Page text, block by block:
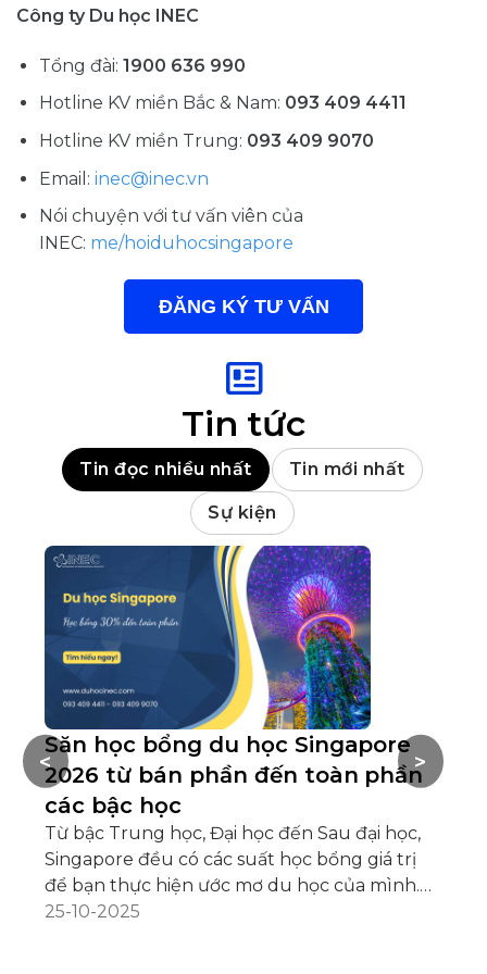
Công ty Du học INEC
Tổng đài: 1900 636 990
Hotline KV miền Bắc & Nam: 093 409 4411
Hotline KV miền Trung: 093 409 9070
Email: inec@inec.vn
Nói chuyện với tư vấn viên của
INEC: me/hoiduhocsingapore
ĐĂNG KÝ TƯ VẤN
Tin tức
Tin đọc nhiều nhất Tin mới nhất
Sự kiện
Săn học bổng du học Singapore
2026 từ bán phần đến toàn phần
các bậc học
Từ bậc Trung học, Đại học đến Sau đại học,
Singapore đều có các suất học bổng giá trị
để bạn thực hiện ước mơ du học của mình.
Bạn đang đặt mục tiêu săn học bổng du học
25-10-2025
>
<